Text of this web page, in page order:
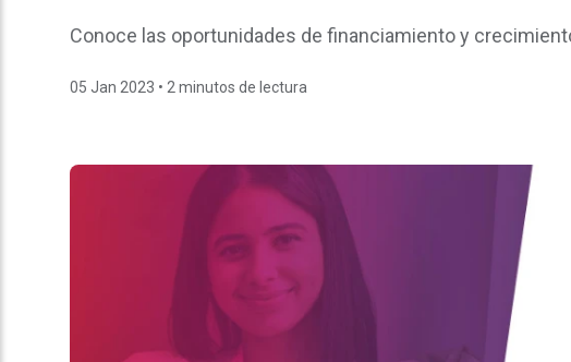
Conoce las oportunidades de financiamiento y
05 Jan 2023 • 2 minutos de lectura